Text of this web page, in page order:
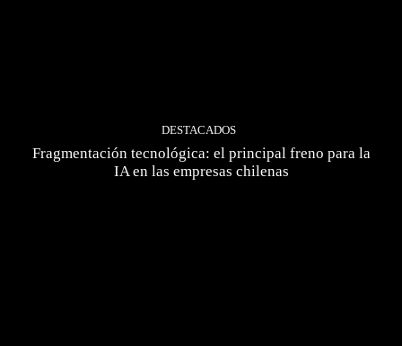
DESTACADOS
Fragmentación tecnológica: el principal freno para la
IA en las empresas chilenas